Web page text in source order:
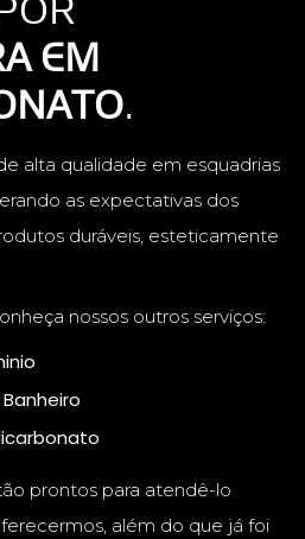
EM
.
alta qualidade em esquadrias
as expectativas dos
duráveis, esteticamente
nossos outros serviços:
Banheiro
prontos para atendê-lo
além do que já foi